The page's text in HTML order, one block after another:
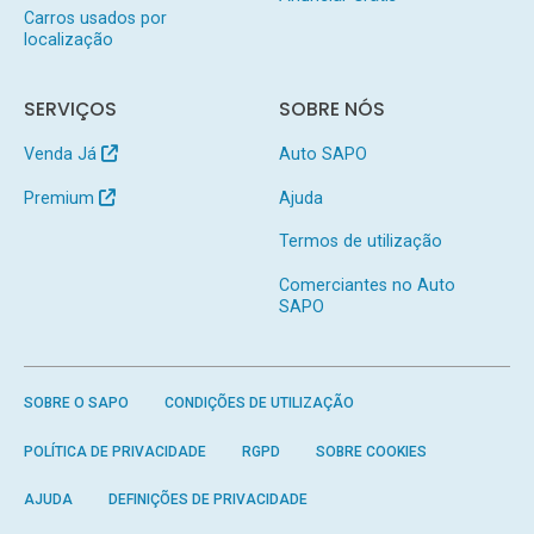
Carros usados por
localização
SERVIÇOS
Venda Já
Premium
SOBRE NÓS
Auto SAPO
Ajuda
Termos de utilização
Comerciantes no Auto
SAPO
SOBRE O SAPO CONDIÇÕES DE UTILIZAÇÃO
POLÍTICA DE PRIVACIDADE RGPD SOBRE COOKIES
AJUDA DEFINIÇÕES DE PRIVACIDADE